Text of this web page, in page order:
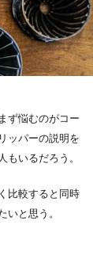
ず悩むのがコー
ッパーの説明を
いるだろう。
比較すると同時
と思う。